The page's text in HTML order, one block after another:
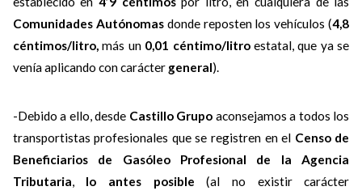
Comunidades Autónomasdonde reposten los vehículos (4,8
céntimos/litro,más un 0,01 céntimo/litroestatal, que ya se
venía aplicando con carácter general).
-Debido a ello, desde Castillo Grupo aconsejamos a todos los
transportistas profesionales que se registren en el Censo de
Beneficiarios de Gasóleo Profesional de la Agencia
Tributaria, lo antes posible (al no existir carácter